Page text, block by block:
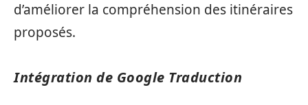
d’améliorer la compréhension des itinéraires
proposés.
Intégration de Google Traduction